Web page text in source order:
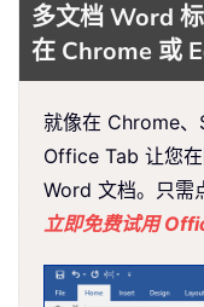
多文档 Word
在 Chrome 或
就像在 Chrome、
Office Tab 让您
Word 文档。只需
立即免费试用